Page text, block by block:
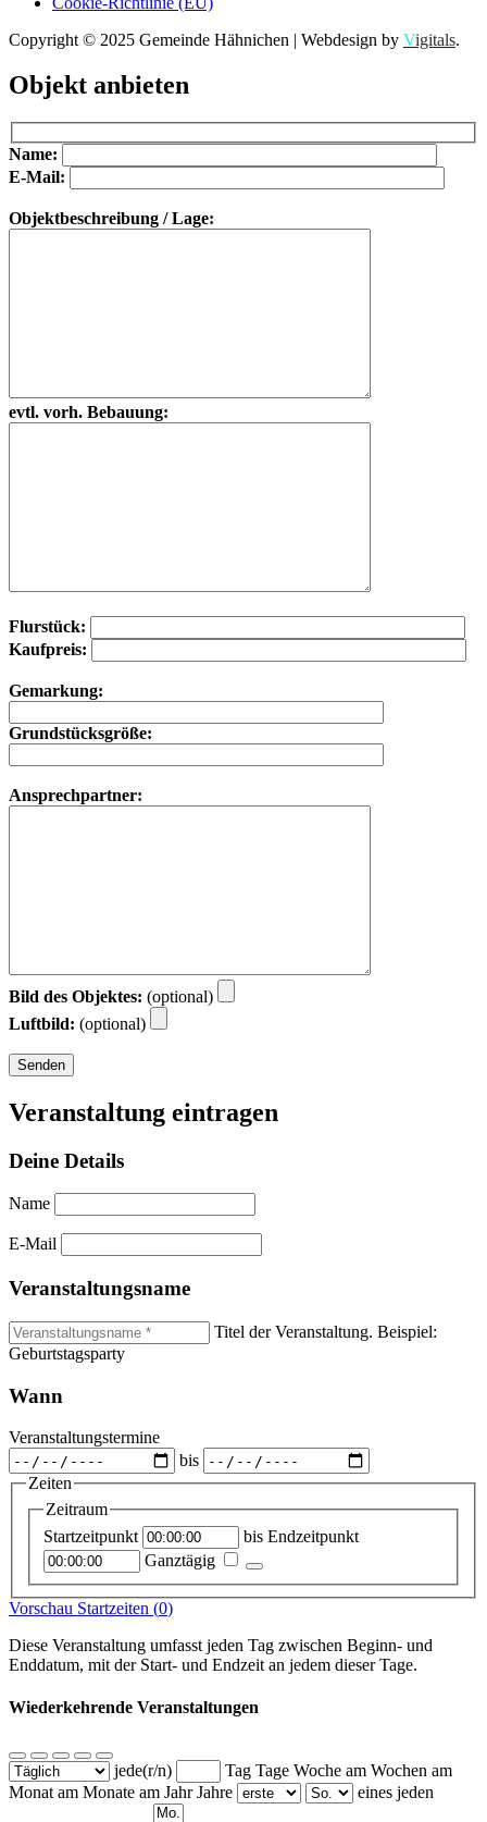
Copyright © 2025 Gemeinde Hähnichen | Webdesign by Vigitals.
Objekt anbieten
Bitte lasse dieses Feld leer.
Bitte lasse dieses Feld leer.
Name:
E-Mail:
Objektbeschreibung / Lage:
evtl. vorh. Bebauung:
Flurstück:
Kaufpreis:
Gemarkung:
Grundstücksgröße:
Ansprechpartner:
Bild des Objektes: (optional)
Luftbild: (optional)
Veranstaltung eintragen
Deine Details
Name
E-Mail
Veranstaltungsname
Titel der Veranstaltung. Beispiel:
Geburtstagsparty
Wann
Veranstaltungstermine
bis
Zeiten
Zeitraum
Startzeitpunkt
bis Endzeitpunkt
Ganztägig
Vorschau Startzeiten (0)
Diese Veranstaltung umfasst jeden Tag zwischen Beginn- und
Enddatum, mit der Start- und Endzeit an jedem dieser Tage.
Wiederkehrende Veranstaltungen
jede(r/n) Tag Tage Woche am Wochen am
Monat am Monate am Jahr Jahre eines jeden